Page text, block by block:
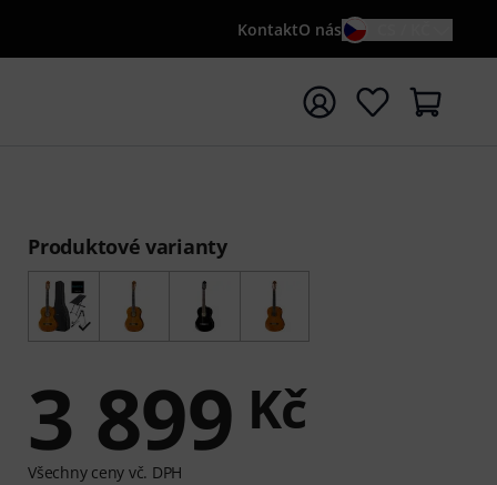
KontaktO nás
s vyhledávaným výrazem {searchTerm}
Produktové varianty
3 899 Kč
Všechny ceny vč. DPH